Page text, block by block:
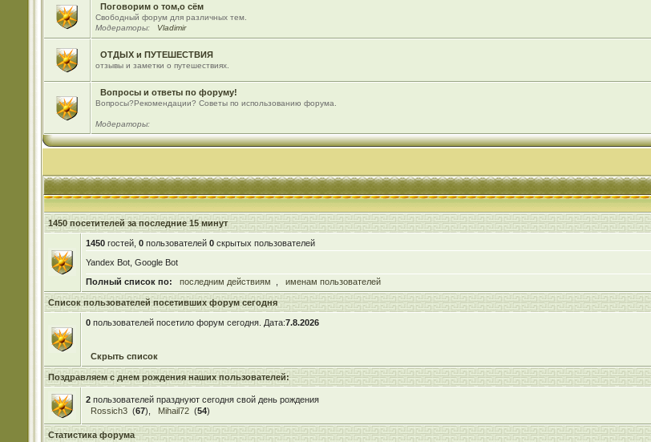
Поговорим о том,о сём
Свободный форум для различных тем.
Модераторы:
Vladimir
ОТДЫХ и ПУТЕШЕСТВИЯ
отзывы и заметки о путешествиях.
Вопросы и ответы по форуму!
Вопросы?Рекомендации? Советы по использованию форума.
Модераторы:
1450 посетителей за последние 15 минут
1450гостей, 0пользователей 0скрытых пользователей
Yandex Bot, Google Bot
Полный список по:
последним действиям именам пользователей
Список пользователей посетивших форум сегодня
0пользователей посетило форум сегодня. Дата:7.8.2026
Скрыть список
Поздравляем с днем рождения наших пользователей:
2пользователей празднуют сегодня свой день рождения
Rossich3 (67), Mihail72 (54)
Статистика форума